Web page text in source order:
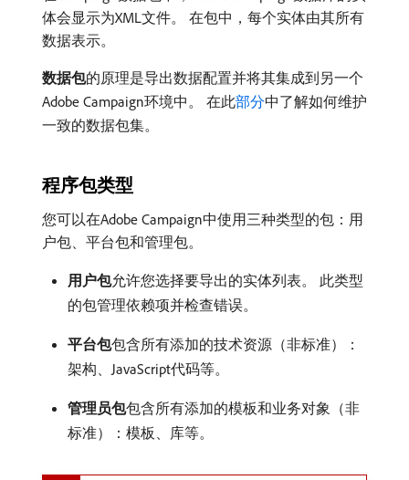
体会显示为XML文件。 在包中，每个实体由其所有
数据表示。
数据包​的原理是导出数据配置并将其集成到另一个
Adobe Campaign环境中。 在此部分中了解如何维护
一致的数据包集。
程序包类型
您可以在Adobe Campaign中使用三种类型的包：用
户包、平台包和管理包。
用户包​允许您选择要导出的实体列表。 此类型
的包管理依赖项并检查错误。
平台包​包含所有添加的技术资源（非标准）：
架构、JavaScript代码等。
管理员包​包含所有添加的模板和业务对象（非
标准）：模板、库等。